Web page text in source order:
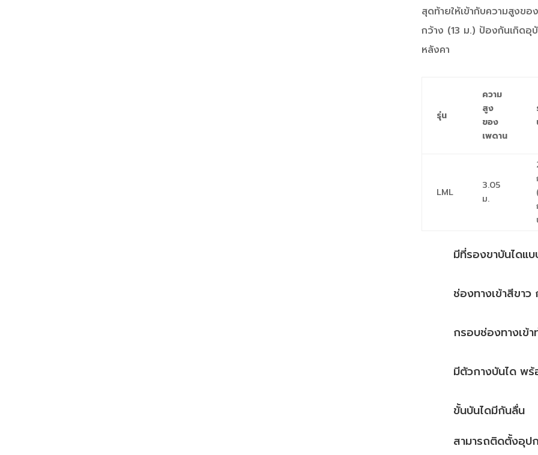
สุดท้ายให้เข้ากับความสูงข
กว้าง (13 ม.) ป้องกันเกิดอุ
หลังคา
รุ่น
ความ
สูง
ของ
เพดาน
LML
3.05
ม.
มีที่รองขาบันไดแ
ช่องทางเข้าสีขาว
กรอบช่องทางเข้
มีตัวกางบันได พร้
ขั้นบันไดมีกันลื่น
สามารถติดตั้งอุป